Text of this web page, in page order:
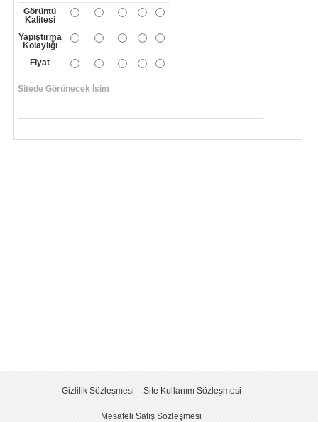
Görüntü
Kalitesi
Yapıştırma
Kolaylığı
Fiyat
Sitede Görünecek İsim
Gizlilik Sözleşmesi Site Kullanım Sözleşmesi
Mesafeli Satış Sözleşmesi